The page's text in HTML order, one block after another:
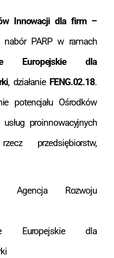
Innowacji dla firm –
PARP w ramach
Europejskie dla
, działanie FENG.02.18.
potencjału Ośrodków
proinnowacyjnych
przedsiębiorstw,
Rozwoju
Europejskie dla